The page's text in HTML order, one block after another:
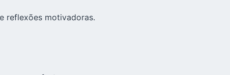
reflexões motivadoras.